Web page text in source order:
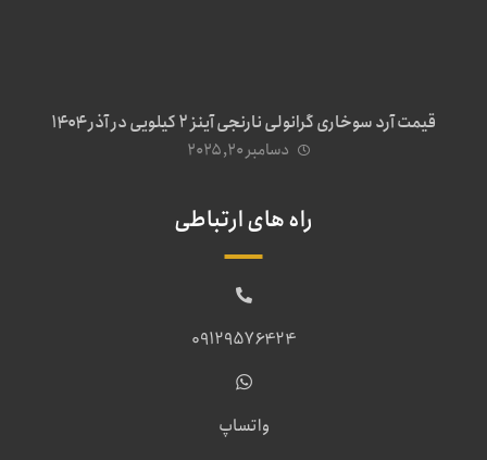
قیمت آرد سوخاری گرانولی نارنجی آینز ۲ کیلویی در آذر ۱۴۰۴
دسامبر ۲۰, ۲۰۲۵
راه های ارتباطی
09129576424
واتساپ